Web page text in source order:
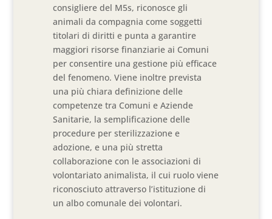
consigliere del M5s, riconosce gli
animali da compagnia come soggetti
titolari di diritti e punta a garantire
maggiori risorse finanziarie ai Comuni
per consentire una gestione più efficace
del fenomeno. Viene inoltre prevista
una più chiara definizione delle
competenze tra Comuni e Aziende
Sanitarie, la semplificazione delle
procedure per sterilizzazione e
adozione, e una più stretta
collaborazione con le associazioni di
volontariato animalista, il cui ruolo viene
riconosciuto attraverso l’istituzione di
un albo comunale dei volontari.